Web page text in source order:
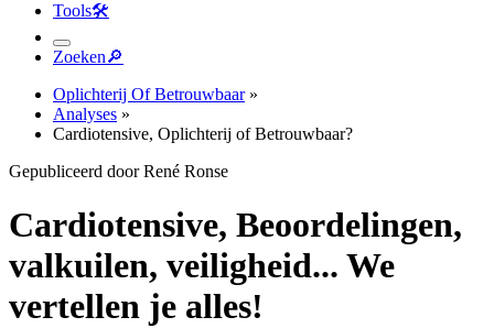
Tools🛠︎
Zoeken🔎︎
Oplichterij Of Betrouwbaar»
Analyses »
Cardiotensive, Oplichterij of Betrouwbaar?
Gepubliceerd door René Ronse
Cardiotensive, Beoordelingen,
valkuilen, veiligheid... We
vertellen je alles!